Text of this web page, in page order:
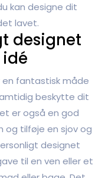
kan designe dit
lavet.
designet
fantastisk måde
beskytte dit
er også en god
og tilføje en sjov og
designet
til en ven eller et